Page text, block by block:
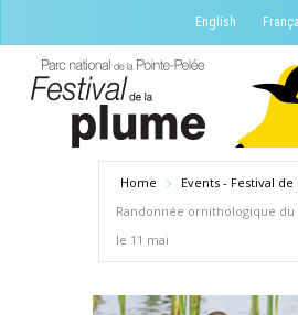
to
content
English
Home
Events - Festival
Randonnée ornithologique du
le 11 mai